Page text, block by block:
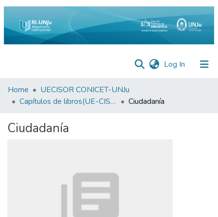
Log In (current)
Inicio
Institucional
Preguntas
Home
UECISOR CONICET-UNJu
Capítulos de libros(UE-CISOR)
Ciudadanía
Ciudadanía